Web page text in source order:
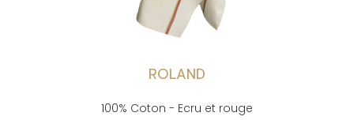
ROLAND
100% Coton - Ecru et rouge